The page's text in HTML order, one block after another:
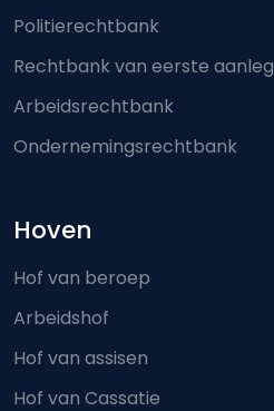
Politierechtbank
Rechtbank van eerste aanleg
Arbeidsrechtbank
Ondernemingsrechtbank
Hoven
Hof van beroep
Arbeidshof
Hof van assisen
Hof van Cassatie